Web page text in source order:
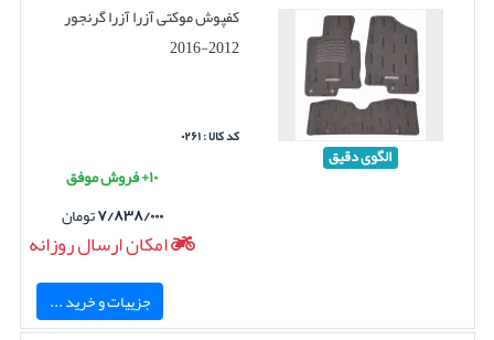
الگوی دقیق
کفپوش موکتی آزرا آزرا گرنجور
2012-2016
کد کالا : ۰۲۶۱
۱۰+ فروش موفق
۷/۸۳۸/۰۰۰تومان
امکان ارسال روزانه
جزییات و خرید ...